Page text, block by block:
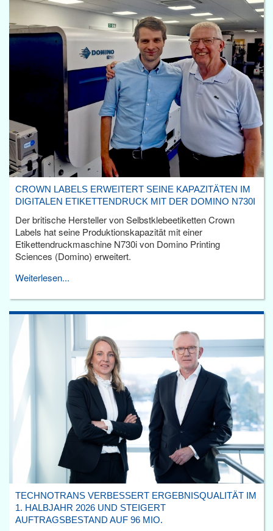
CROWN LABELS ERWEITERT SEINE KAPAZITÄTEN IM
DIGITALEN ETIKETTENDRUCK MIT DER DOMINO N730I
Der britische Hersteller von Selbstklebeetiketten Crown
Labels hat seine Produktionskapazität mit einer
Etikettendruckmaschine N730i von Domino Printing
Sciences (Domino) erweitert.
Weiterlesen...
TECHNOTRANS VERBESSERT ERGEBNISQUALITÄT IM
1. HALBJAHR 2026 UND STEIGERT
AUFTRAGSBESTAND AUF 96 MIO.